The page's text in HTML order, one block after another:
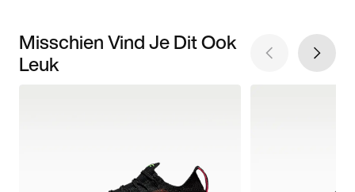
Misschien Vind Je Dit Ook
Leuk